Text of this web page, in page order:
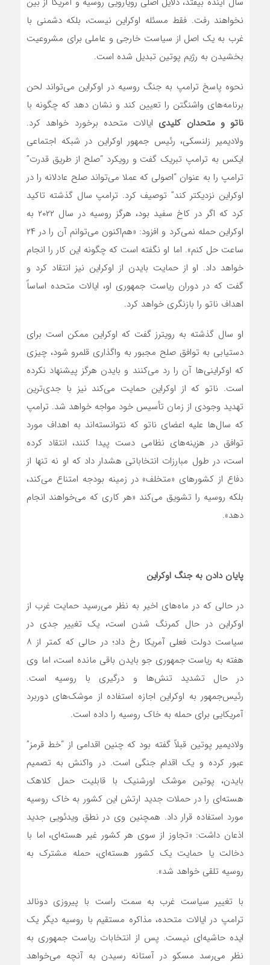
نخواهند رفت. فقط مسئله اوکراین نیست، بلکه دشمنی با
غرب به یک اصل از سیاست خارجی و عاملی برای مشروعیت
بخشیدن به رژیم پوتین تبدیل شده است.
نحوه پاسخ ترامپ به جنگ روسیه در اوکراین می‌تواند لحن
برنامه‌های واشنگتن را تعیین کند و نشان دهد که چگونه با
ناتو و متحدان کلیدی ایالات متحده برخورد خواهد کرد.
ولادیمیر زلنسکی، رئیس جمهور اوکراین در شبکه اجتماعی
ایکس به ترامپ تبریک گفت و رویکرد “صلح از طریق قدرت”
ترامپ را به عنوان “اصولی که عملا می‌تواند صلح عادلانه را در
اوکراین نزدیکتر کند” توصیف کرد. ترامپ سال گذشته تاکید
کرد که اگر در کاخ سفید بود، هرگز روسیه در سال ۲۰۲۲ به
اوکراین حمله نمی‌کرد و افزود: «هم‌اکنون می‌توانم آن را در ۲۴
ساعت حل کنم». اما او نگفته است که چگونه این کار را انجام
خواهد داد. او از حمایت بایدن از اوکراین نیز انتقاد کرد و
گفت که در دوران ریاست جمهوری او، ایالات متحده اساساً
اهداف ناتو را بازنگری خواهد کرد.
او سال گذشته به رویترز گفت که اوکراین ممکن است برای
دستیابی به توافق صلح مجبور به واگذاری قلمرو شود، چیزی
که اوکراینی‌ها آن را رد می‌کنند و بایدن هرگز پیشنهاد نکرده
است. ناتو که از اوکراین حمایت می‌کند نیز با جدی‌ترین
تهدید وجودی از زمان تأسیس خود مواجه خواهد شد. ترامپ
که سال‌ها علیه اعضای ناتو که نتوانسته‌اند به اهداف مورد
توافق در هزینه‌های نظامی دست پیدا کنند، انتقاد کرده
است، در طول مبارزات انتخاباتی هشدار داد که او نه تنها از
دفاع از کشورهای «متخلف» در زمینه بودجه امتناع می‌کند،
بلکه روسیه را تشویق می‌کند «هر کاری که می‌خواهند انجام
دهد».
پایان دادن به جنگ اوکراین
در حالی که در ماه‌های اخیر به نظر می‌رسید حمایت غرب از
اوکراین در حال کمرنگ شدن است، یک تغییر جدی در
سیاست دولت فعلی آمریکا رخ داد؛ در حالی که کمتر از ۸
هفته به ریاست جمهوری جو بایدن باقی مانده است، اما وی
در حال تشدید تنش‌ها و درگیری با روسیه است.
رئیس‌جمهور به اوکراین اجازه استفاده از موشک‌های دوربرد
آمریکایی برای حمله به خاک روسیه را داده است.
ولادیمیر پوتین قبلاً گفته بود که چنین اقدامی از “خط قرمز”
عبور کرده و یک اقدام جنگی است. در واکنش به تصمیم
بایدن، پوتین موشک اورشنیک با قابلیت حمل کلاهک
هسته‌ای را در حملات جدید ارتش این کشور به خاک روسیه
مورد استفاده قرار داد. همچنین وی در نطق ویدئویی جدید
اذعان داشت: «تجاوز از سوی هر کشور غیر هسته‌ای، اما با
دخالت یا حمایت یک کشور هسته‌ای، حمله مشترک به
روسیه تلقی خواهد شد».
با تغییر سیاست غرب به سمت راست با پیروزی دونالد
ترامپ در ایالات متحده، مذاکره مستقیم با روسیه دیگر یک
ایده حاشیه‌ای نیست. پس از انتخابات ریاست جمهوری به
نظر می‌رسد مسکو در آستانه رسیدن به آنچه می‌خواهد